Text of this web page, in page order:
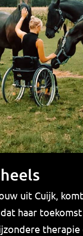
uit Cuijk,
haar